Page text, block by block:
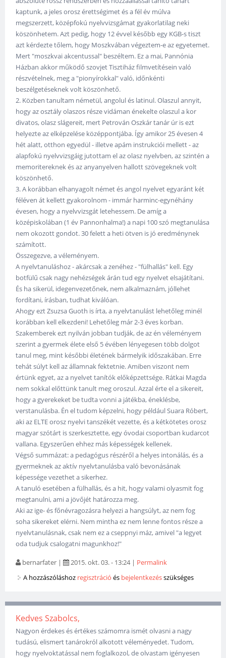
kaptunk, a jeles orosz érettségimet és a fél év múlva
megszerzett, középfokú nyelvvizsgámat gyakorlatilag neki
köszönhetem. Azt pedig, hogy 12 évvel később egy KGB-s tiszt
azt kérdezte tőlem, hogy Moszkvában végeztem-e az egyetemet.
Mert "moszkvai akcentussal" beszéltem. Ez a mai, Pannónia
Házban akkor működő szovjet Tisztiház filmvetítésein való
részvételnek, meg a "pionyírokkal" való, időnkénti
beszélgetéseknek volt köszönhető.
2. Közben tanultam németül, angolul és latinul. Olaszul annyit,
hogy az osztály olaszos része vidáman énekelte olaszul a kor
divatos, olasz slágereit, mert Petrován Oszkár tanár úr is ezt
helyezte az elképzelése középpontjába. Így amikor 25 évesen 4
hét alatt, otthon egyedül - illetve apám instrukciói mellett - az
alapfokú nyelvvizsgáig jutottam el az olasz nyelvben, az szintén a
memoritereknek és az anyanyelven hallott szövegeknek volt
köszönhető.
3. A korábban elhanyagolt német és angol nyelvet egyaránt két
féléven át kellett gyakorolnom - immár harminc-egynéhány
évesen, hogy a nyelvvizsgát letehessem. De amíg a
középiskolában (1 év Pannonhalma!) a napi 100 szó megtanulása
nem okozott gondot. 30 felett a heti ötven is jó eredménynek
számított.
Összegezve, a véleményem.
A nyelvtanuláshoz - akárcsak a zenéhez - "fülhallás" kell. Egy
botfülű csak nagy nehézségek árán tud egy nyelvet elsajátítani.
És ha sikerül, idegenvezetőnek, nem alkalmaznám, jóllehet
fordítani, írásban, tudhat kiválóan.
Ahogy ezt Zsuzsa Guoth is írta, a nyelvtanulást lehetőleg minél
korábban kell elkezdeni! Lehetőleg már 2-3 éves korban.
Szakemberek ezt nyilván jobban tudják, de az én véleményem
szerint a gyermek élete első 5 évében lényegesen több dolgot
tanul meg, mint későbbi életének bármelyik időszakában. Erre
tehát súlyt kell az államnak fektetnie. Amiben viszont nem
értünk egyet, az a nyelvet tanítók előképzettsége. Rátkai Magda
nem sokkal előttünk tanult meg oroszul. Azzal érte el a sikereit,
hogy a gyerekeket be tudta vonni a játékba, éneklésbe,
verstanulásba. Én el tudom képzelni, hogy például Suara Róbert,
aki az ELTE orosz nyelvi tanszékét vezette, és a kétkötetes orosz
magyar szótárt is szerkesztette, egy óvodai csoportban kudarcot
vallana. Egyszerűen ehhez más képességek kellenek.
Végső summázat: a pedagógus részéről a helyes intonálás, és a
gyermeknek az aktív nyelvtanulásba való bevonásának
képessége vezethet a sikerhez.
A tanuló esetében a fülhallás, és a hit, hogy valami olyasmit fog
megtanulni, ami a jövőjét határozza meg.
Aki az ige- és főnévragozásra helyezi a hangsúlyt, az nem fog
soha sikereket elérni. Nem mintha ez nem lenne fontos része a
nyelvtanulásnak, csak nem ez a cseppnyi máz, amivel "a legyet
oda tudjuk csalogatni magunkhoz!"
bernarfater | 2015. okt. 03. - 13:24| Permalink
A hozzászóláshoz regisztráció és bejelentkezésszükséges
Kedves Szabolcs,
Nagyon érdekes és értékes számomra ismét olvasni a nagy
tudású, elismert tanárokról alkotott véleményedet. Tudom,
hogy nyelvoktatással nem foglalkozol, de olvastam igényesen